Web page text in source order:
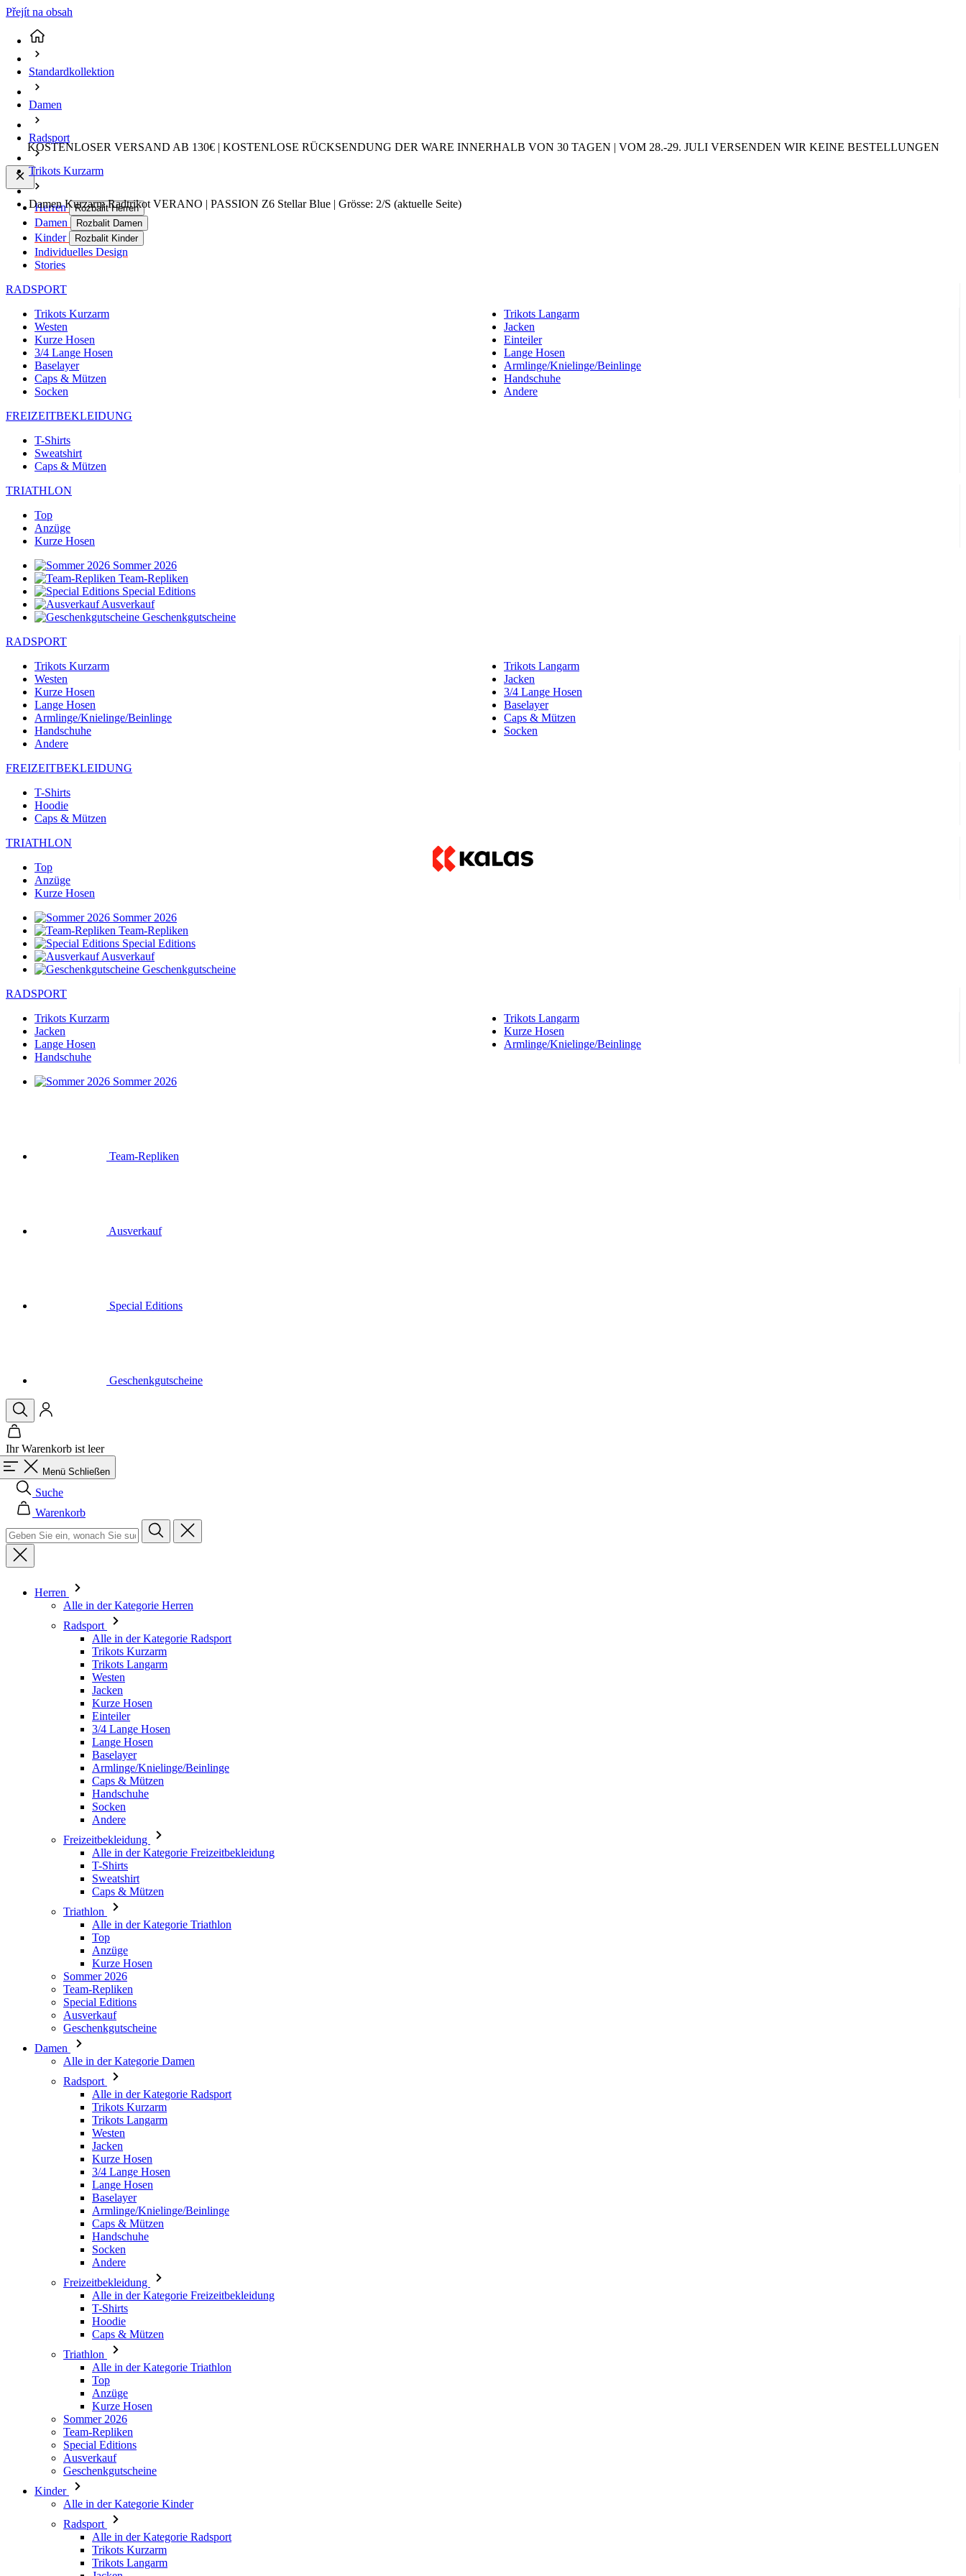
Přejít na obsah
KOSTENLOSER VERSAND AB 130€ | KOSTENLOSE RÜCKSENDUNG DER WARE INNERHALB VON 30 TAGEN | VOM 28.-29. JULI VERSENDEN WIR KEINE BESTELLUNGEN
Herren Rozbalit Herren
Damen Rozbalit Damen
Kinder Rozbalit Kinder
Individuelles Design
Stories
RADSPORT
Trikots Kurzarm
Trikots Langarm
Westen
Jacken
Kurze Hosen
Einteiler
3/4 Lange Hosen
Lange Hosen
Baselayer
Armlinge/Knielinge/Beinlinge
Caps & Mützen
Handschuhe
Socken
Andere
FREIZEITBEKLEIDUNG
T-Shirts
Sweatshirt
Caps & Mützen
TRIATHLON
Top
Anzüge
Kurze Hosen
Sommer 2026
Team-Repliken
Special Editions
Ausverkauf
Geschenkgutscheine
RADSPORT
Trikots Kurzarm
Trikots Langarm
Westen
Jacken
Kurze Hosen
3/4 Lange Hosen
Lange Hosen
Baselayer
Armlinge/Knielinge/Beinlinge
Caps & Mützen
Handschuhe
Socken
Andere
FREIZEITBEKLEIDUNG
T-Shirts
Hoodie
Caps & Mützen
TRIATHLON
Top
Anzüge
Kurze Hosen
Sommer 2026
Team-Repliken
Special Editions
Ausverkauf
Geschenkgutscheine
RADSPORT
Trikots Kurzarm
Trikots Langarm
Jacken
Kurze Hosen
Lange Hosen
Armlinge/Knielinge/Beinlinge
Handschuhe
Sommer 2026
Ihr Warenkorb ist leer
Menü
Warenkorb
Herren
Alle in der Kategorie Herren
Trikots Langarm
Westen
Jacken
Kurze Hosen
Einteiler
3/4 Lange Hosen
Lange Hosen
Baselayer
Armlinge/Knielinge/Beinlinge
Caps & Mützen
Handschuhe
Socken
Andere
Freizeitbekleidung
Alle in der Kategorie Freizeitbekleidung
T-Shirts
Sweatshirt
Caps & Mützen
Triathlon
Alle in der Kategorie Triathlon
Top
Anzüge
Kurze Hosen
Sommer 2026
Team-Repliken
Special Editions
Ausverkauf
Geschenkgutscheine
Damen
Alle in der Kategorie Damen
Radsport
Alle in der Kategorie Radsport
Trikots Langarm
Westen
Jacken
Kurze Hosen
3/4 Lange Hosen
Lange Hosen
Baselayer
Armlinge/Knielinge/Beinlinge
Caps & Mützen
Handschuhe
Socken
Andere
Freizeitbekleidung
Alle in der Kategorie Freizeitbekleidung
T-Shirts
Hoodie
Caps & Mützen
Triathlon
Alle in der Kategorie Triathlon
Top
Anzüge
Kurze Hosen
Sommer 2026
Team-Repliken
Special Editions
Ausverkauf
Geschenkgutscheine
Kinder
Alle in der Kategorie Kinder
Radsport
Alle in der Kategorie Radsport
Trikots Langarm
Jacken
Kurze Hosen
Lange Hosen
Armlinge/Knielinge/Beinlinge
Handschuhe
Standardkollektion
Damen
Radsport
Trikots Kurzarm
Damen Kurzarm Radtrikot VERANO | PASSION Z6 Stellar Blue | Grösse: 2/S (aktuelle Seite)